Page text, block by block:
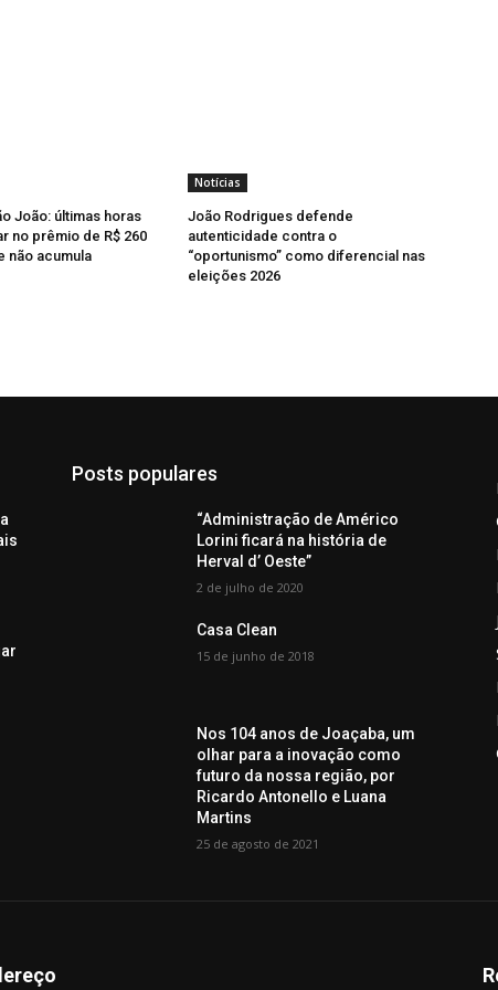
João: últimas horas
no prêmio de R$ 260
não acumula
Notícias
João Rodrigues defende
autenticidade contra o
“oportunismo” como diferencial nas
eleições 2026
Posts populares
“Administração de Américo
Lorini ficará na história de
Herval d’ Oeste”
2 de julho de 2020
Casa Clean
15 de junho de 2018
Nos 104 anos de Joaçaba, um
olhar para a inovação como
futuro da nossa região, por
Ricardo Antonello e Luana
Martins
25 de agosto de 2021